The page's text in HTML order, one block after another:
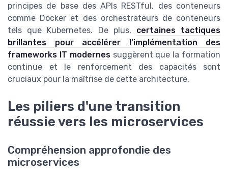
principes de base des APIs RESTful, des conteneurs
comme Docker et des orchestrateurs de conteneurs
tels que Kubernetes. De plus, certaines tactiques
brillantes pour accélérer l’implémentation des
frameworks IT modernessuggèrent que la formation
continue et le renforcement des capacités sont
cruciaux pour la maîtrise de cette architecture.
Les piliers d'une transition
réussie vers les microservices
Compréhension approfondie des
microservices